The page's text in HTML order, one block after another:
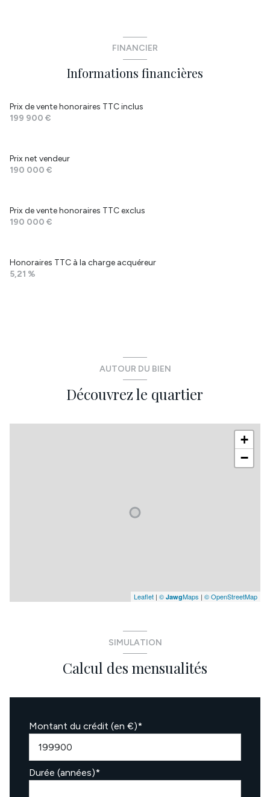
salle de bain
FINANCIER
Informations financières
Prix de vente honoraires TTC inclus
199 900 €
Prix net vendeur
190 000 €
Prix de vente honoraires TTC exclus
190 000 €
Honoraires TTC à la charge acquéreur
5,21 %
AUTOUR DU BIEN
Découvrez le quartier
+
−
Leaflet | © JawgMaps | © OpenStreetMap
SIMULATION
Calcul des mensualités
Montant du crédit (en €)*
Durée (années)*